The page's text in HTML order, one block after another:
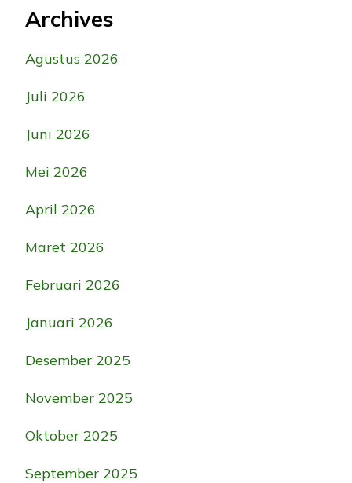
Archives
Agustus 2026
Juli 2026
Juni 2026
Mei 2026
April 2026
Maret 2026
Februari 2026
Januari 2026
Desember 2025
November 2025
Oktober 2025
September 2025